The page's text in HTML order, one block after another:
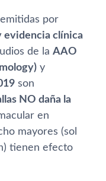
por
evidencia clínica
de la AAO
y
son
NO daña la
en
mayores (sol
tienen efecto